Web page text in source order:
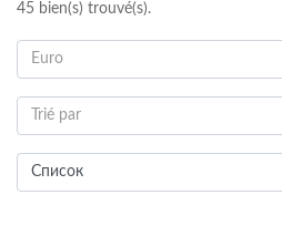
45 bien(s) trouvé(s).
Euro
Trié par
Список